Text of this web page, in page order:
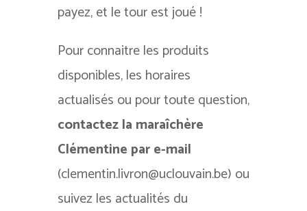
payez, et le tour est joué !
Pour connaitre les produits
disponibles, les horaires
actualisés ou pour toute question,
contactez la maraîchère
Clémentine par e-mail
(clementin.livron@uclouvain.be) ou
suivez les actualités du